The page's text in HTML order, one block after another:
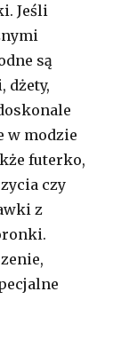
Jeśli
są
dżety,
w modzie
futerko,
czy
z